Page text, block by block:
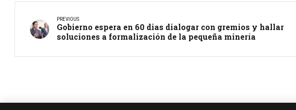
PREVIOUS
Gobierno espera en 60 dias dialogar con gremios y hallar
soluciones a formalización de la pequeña minería